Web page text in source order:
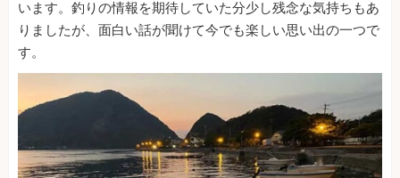
います。釣りの情報を期待していた分少し残念な気持ちもあ
りましたが、面白い話が聞けて今でも楽しい思い出の一つで
す。